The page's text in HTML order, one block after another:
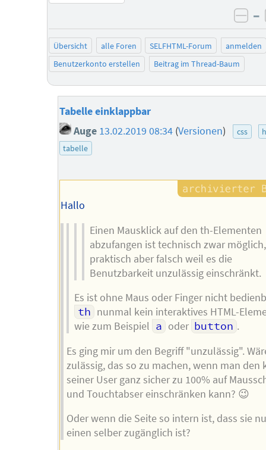
–
Übersicht alle Foren SELFHTML-Forum
anmelden
Benutzerkonto erstellen
Beitrag im Thread-Baum
Tabelle einklappbar
Auge 13.02.2019 08:34 (Versionen) css
tabelle
Hallo
Einen Mausklick auf den th-Elementen
abzufangen ist technisch zwar möglich,
praktisch aber falsch weil es die
Benutzbarkeit unzulässig einschränkt.
Es ist ohne Maus oder Finger nicht
th nunmal kein interaktives HTML-
wie zum Beispiel a oder button .
Es ging mir um den Begriff "unzulässig".
zulässig, das so zu machen, wenn man den
seiner User ganz sicher zu 100% auf
und Touchtabser einschränken kann? 😉
Oder wenn die Seite so intern ist, dass sie
einen selber zugänglich ist?